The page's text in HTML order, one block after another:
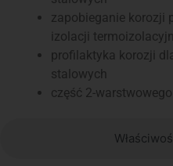
zapobieganie korozji
izolacji
profilaktyka korozji
stalowych
część 2-